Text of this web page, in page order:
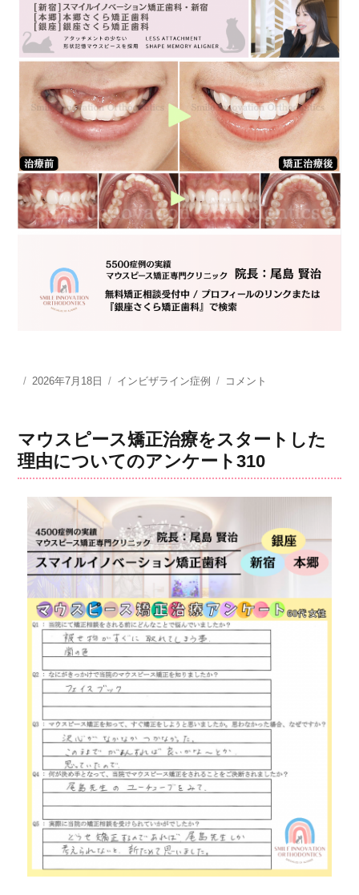
311
投
2026年7月18日
カ
リ
ー
インビザライン症例
形
憶
ア
ラ
イ
ナ
矯
正
治
ガ
タ
ガ
改
善
コメント
マウスピース矯正治療をスタートした
理由についてのアンケート310